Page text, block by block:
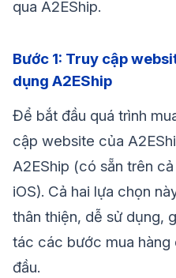
qua A2EShip.
Bước 1: Truy cập
dụng A2EShip
Để bắt đầu quá trình
cập website của
A2EShip (có sẵn trên
iOS). Cả hai lựa chọn
thân thiện, dễ sử dụng,
tác các bước mua hàng
đầu.